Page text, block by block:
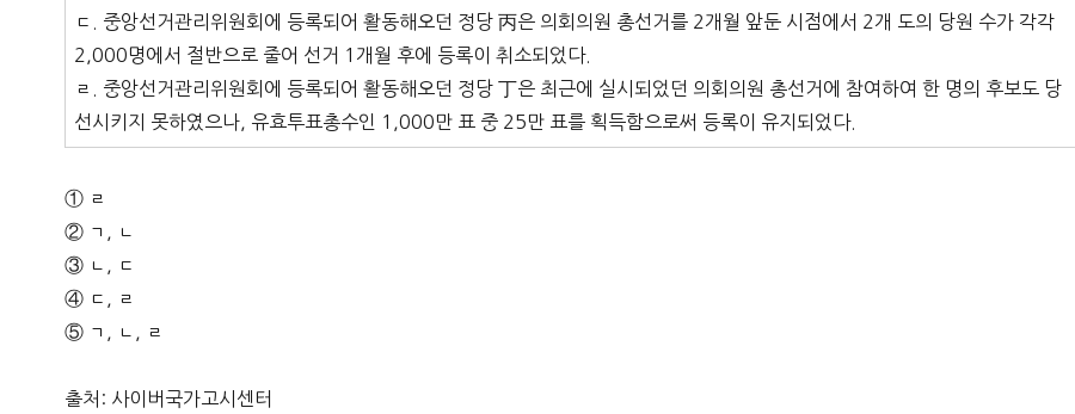
ㄷ. 중앙선거관리위원회에 등록되어 활동해오던 정당 丙은 의회의원 총선거를 2개월 앞둔 시점에서 2개 도의 당원 수가 각각
2,000명에서 절반으로 줄어 선거 1개월 후에 등록이 취소되었다.
ㄹ. 중앙선거관리위원회에 등록되어 활동해오던 정당 丁은 최근에 실시되었던 의회의원 총선거에 참여하여 한 명의 후보도 당
선시키지 못하였으나, 유효투표총수인 1,000만 표 중 25만 표를 획득함으로써 등록이 유지되었다.
① ㄹ
② ㄱ, ㄴ
③ ㄴ, ㄷ
④ ㄷ, ㄹ
⑤ ㄱ, ㄴ, ㄹ
출처: 사이버국가고시센터